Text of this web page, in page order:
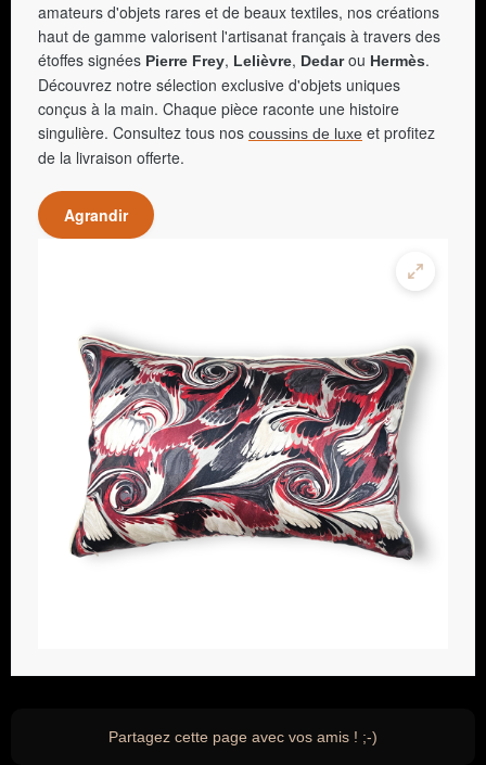
amateurs d'objets rares et de beaux textiles, nos créations
haut de gamme valorisent l'artisanat français à travers des
étoffes signées Pierre Frey, Lelièvre, Dedarou Hermès.
Découvrez notre sélection exclusive d'objets uniques
conçus à la main. Chaque pièce raconte une histoire
singulière. Consultez tous nos coussins de luxe et profitez
de la livraison offerte.
Agrandir
Partagez cette page avec vos amis ! ;-)